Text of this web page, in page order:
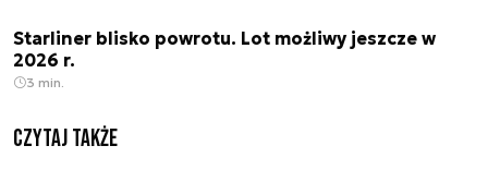
Starliner blisko powrotu. Lot możliwy jeszcze w
2026 r.
3 min.
Czytaj także